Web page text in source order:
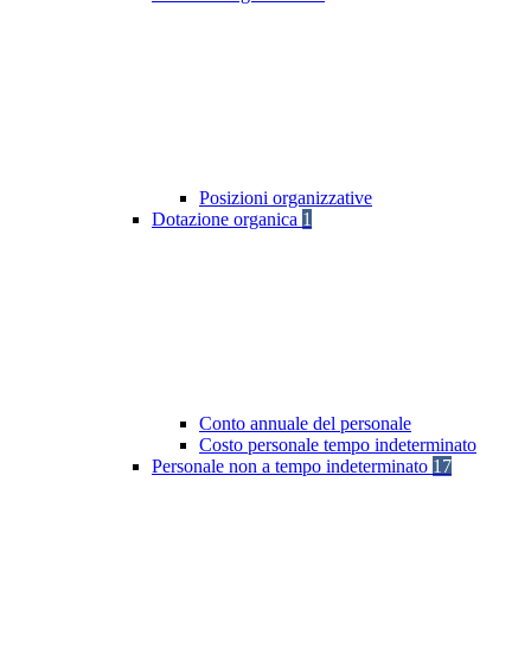
Posizioni organizzative
Dotazione organica 1
Conto annuale del personale
Costo personale tempo indeterminato
Personale non a tempo indeterminato 17